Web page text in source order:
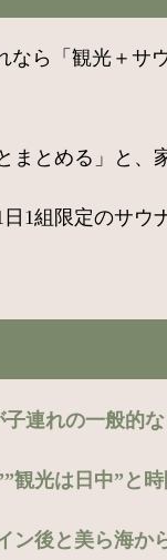
ら「観光＋サ
とめる」と、
1組限定のサ
連れの一般的な
光は日中”と時
後と美ら海か